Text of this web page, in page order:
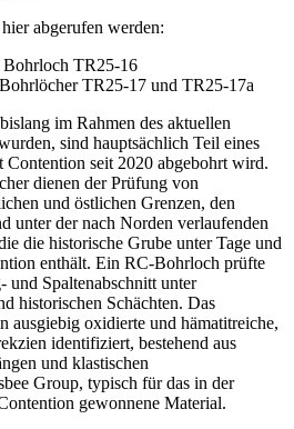
abgerufen werden:
TR25-16
TR25-17 und TR25-17a
im Rahmen des aktuellen
sind hauptsächlich Teil eines
Contention seit 2020 abgebohrt wird.
dienen der Prüfung von
und östlichen Grenzen, den
unter der nach Norden verlaufenden
die historische Grube unter Tage und
enthält. Ein RC-Bohrloch prüfte
und Spaltenabschnitt unter
historischen Schächten. Das
ausgiebig oxidierte und hämatitreiche,
identifiziert, bestehend aus
und klastischen
Group, typisch für das in der
gewonnene Material.